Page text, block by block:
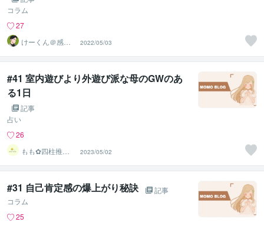
コラム
27
けーくん＠感情
に寄り添う傾聴
人「K」
2022/05/03
#41 室内遊びより外遊び派な母のGWのあ
る1日
記事
占い
26
もも︎✿四柱推命
鑑定士
2023/05/02
#31 自己肯定感の爆上がり秘訣
記事
コラム
25